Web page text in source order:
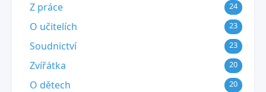
Z práce 24
O učitelích 23
Soudnictví 23
Zvířátka 20
O dětech 20